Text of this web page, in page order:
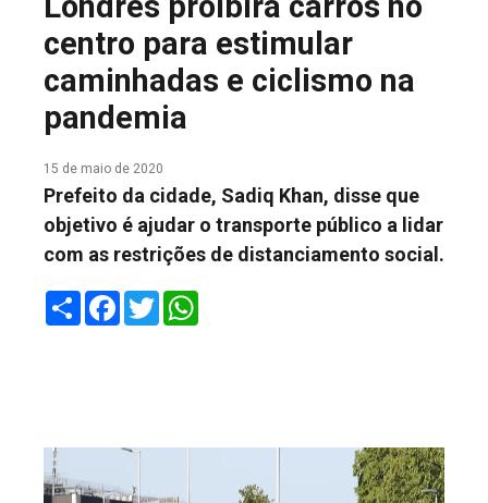
FALE CONOSCO
centro para estimular
caminhadas e ciclismo na
pandemia
15 de maio de 2020
Prefeito da cidade, Sadiq Khan, disse que
objetivo é ajudar o transporte público a lidar
com as restrições de distanciamento social.
ShareFacebook
Twitter